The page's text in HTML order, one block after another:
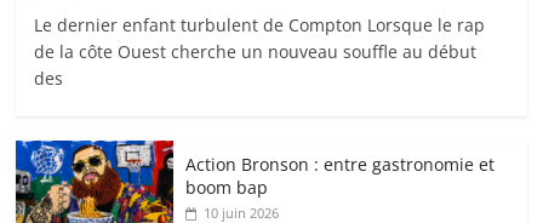
Le dernier enfant turbulent de Compton Lorsque le rap
de la côte Ouest cherche un nouveau souffle au début
des
Action Bronson : entre gastronomie et
boom bap
10 juin 2026